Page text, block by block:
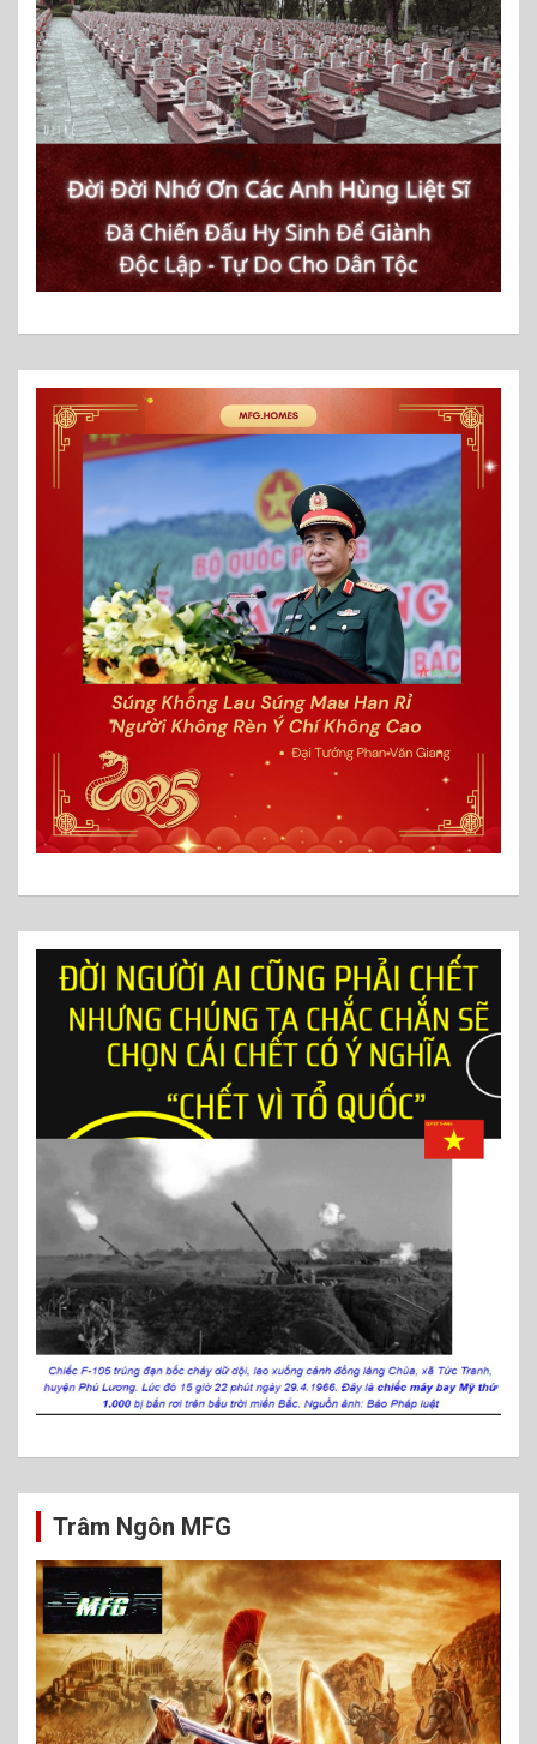
Trâm Ngôn MFG